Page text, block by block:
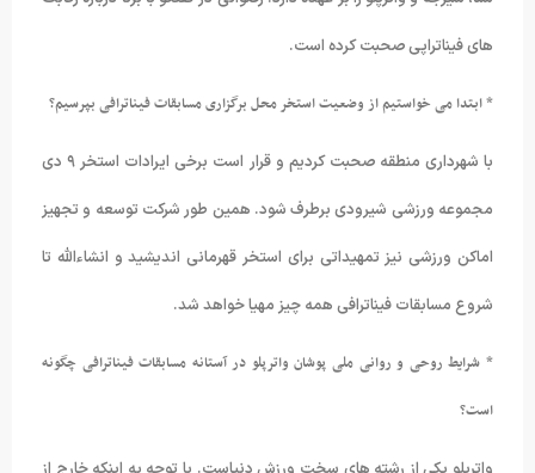
های فیناتراپی صحبت کرده است.
* ابتدا می خواستیم از وضعیت استخر محل برگزاری مسابقات فیناترافی بپرسیم؟
با شهرداری منطقه صحبت کردیم و قرار است برخی ایرادات استخر ۹ دی
مجموعه ورزشی شیرودی برطرف شود. همین طور شرکت توسعه و تجهیز
اماکن ورزشی نیز تمهیداتی برای استخر قهرمانی اندیشید و انشاءالله تا
شروع مسابقات فیناترافی همه چیز مهیا خواهد شد.
* شرایط روحی و روانی ملی پوشان واترپلو در آستانه مسابقات فیناترافی چگونه
است؟